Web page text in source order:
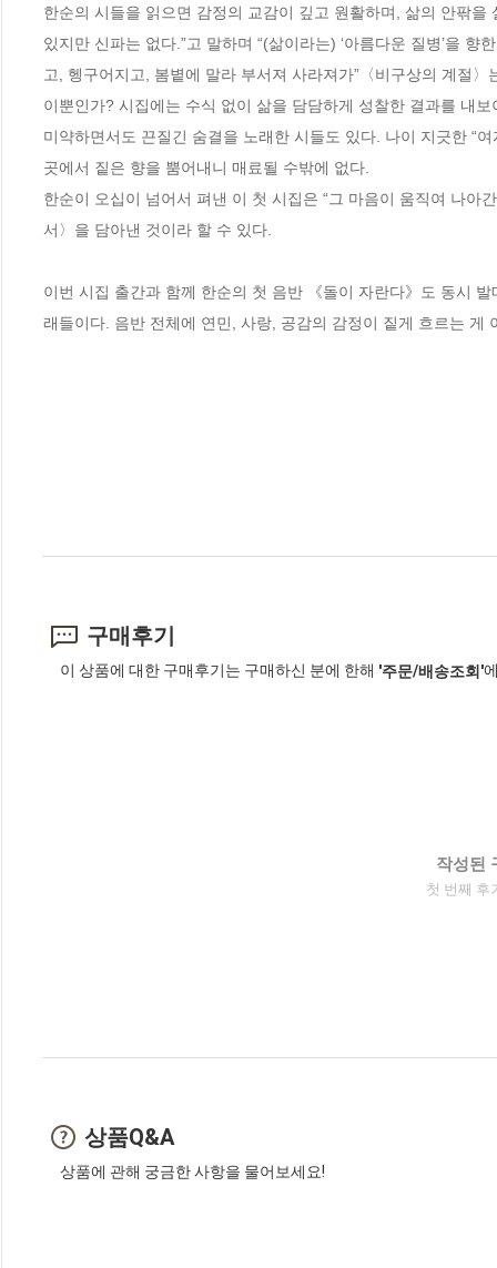
한순의 시들을 읽으면 감정의 교감이 깊고 원활하며, 삶의 안팎
있지만 신파는 없다.”고 말하며 “(삶이라는) ‘아름다운 질병’을
고, 헹구어지고, 봄볕에 말라 부서져 사라져가”〈비구상의 계절
이뿐인가? 시집에는 수식 없이 삶을 담담하게 성찰한 결과를 내
미약하면서도 끈질긴 숨결을 노래한 시들도 있다. 나이 지긋한 “
곳에서 짙은 향을 뿜어내니 매료될 수밖에 없다.
한순이 오십이 넘어서 펴낸 이 첫 시집은 “그 마음이 움직여 나아
서〉을 담아낸 것이라 할 수 있다.
이번 시집 출간과 함께 한순의 첫 음반 《돌이 자란다》도 동시
래들이다. 음반 전체에 연민, 사랑, 공감의 감정이 짙게 흐르는
구매후기
이 상품에 대한 구매후기는 구매하신 분에 한해 '주문/배송조회'
작성된
첫 번째 후
상품Q&A
상품에 관해 궁금한 사항을 물어보세요!